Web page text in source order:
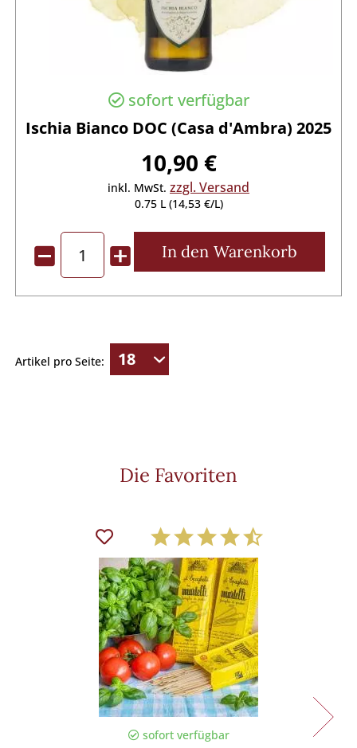
sofort verfügbar
Ischia Bianco DOC (Casa d'Ambra) 2025
10,90 €
inkl. MwSt. zzgl. Versand
0.75 L (14,53 €/L)
In den Warenkorb
Artikel pro Seite:
Die Favoriten
sofort verfügbar